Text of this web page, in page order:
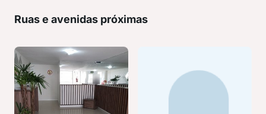
Ruas e avenidas próximas